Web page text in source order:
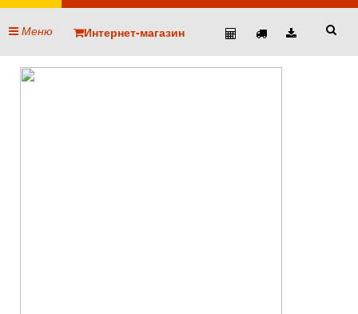
Меню Интернет-магазин